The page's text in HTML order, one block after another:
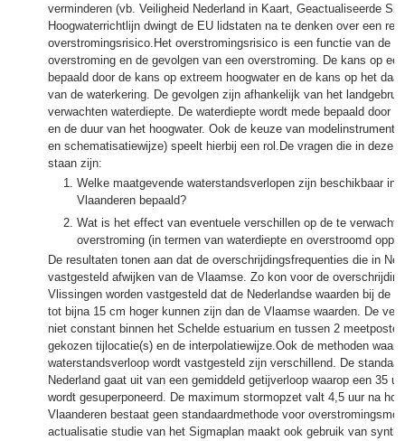
verminderen (vb. Veiligheid Nederland in Kaart, Geactualiseerde
Hoogwaterrichtlijn dwingt de EU lidstaten na te denken over een
overstromingsrisico.Het overstromingsrisico is een functie van de
overstroming en de gevolgen van een overstroming. De kans op
bepaald door de kans op extreem hoogwater en de kans op het
van de waterkering. De gevolgen zijn afhankelijk van het
verwachten waterdiepte. De waterdiepte wordt mede bepaald door
en de duur van het hoogwater. Ook de keuze van
en schematisatiewijze) speelt hierbij een rol.De vragen die in deze
staan zijn:
Welke maatgevende waterstandsverlopen zijn beschikbaar in
Vlaanderen bepaald?
Wat is het effect van eventuele verschillen op de te
overstroming (in termen van waterdiepte en overstroomd
De resultaten tonen aan dat de overschrijdingsfrequenties die in
vastgesteld afwijken van de Vlaamse. Zo kon voor de
Vlissingen worden vastgesteld dat de Nederlandse waarden bij de
tot bijna 15 cm hoger kunnen zijn dan de Vlaamse waarden. De
niet constant binnen het Schelde estuarium en tussen 2
gekozen tijlocatie(s) en de interpolatiewijze.Ook de methoden
waterstandsverloop wordt vastgesteld zijn verschillend. De
Nederland gaat uit van een gemiddeld getijverloop waarop een 35
wordt gesuperponeerd. De maximum stormopzet valt 4,5 uur na
Vlaanderen bestaat geen standaardmethode voor
actualisatie studie van het Sigmaplan maakt ook gebruik van